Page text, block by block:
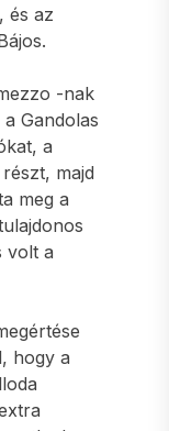
és az
-nak
Gandolas
a
majd
meg a
volt a
hogy a